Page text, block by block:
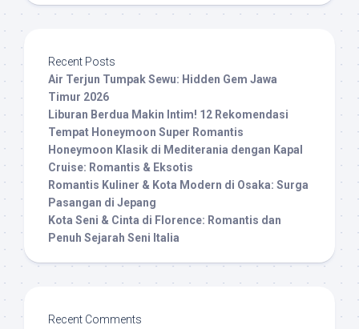
Recent Posts
Air Terjun Tumpak Sewu: Hidden Gem Jawa
Timur 2026
Liburan Berdua Makin Intim! 12 Rekomendasi
Tempat Honeymoon Super Romantis
Honeymoon Klasik di Mediterania dengan Kapal
Cruise: Romantis & Eksotis
Romantis Kuliner & Kota Modern di Osaka: Surga
Pasangan di Jepang
Kota Seni & Cinta di Florence: Romantis dan
Penuh Sejarah Seni Italia
Recent Comments